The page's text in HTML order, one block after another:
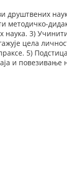
методичко-
наука. 3)
цела
5)
и повезивање